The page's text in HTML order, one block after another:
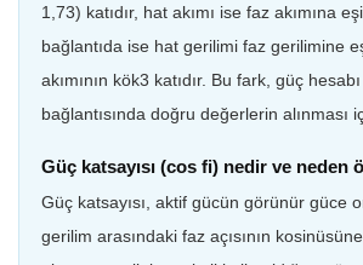
1,73) katıdır, hat akımı ise faz akımına
bağlantıda ise hat gerilimi faz gerilimine
akımının kök3 katıdır. Bu fark, güç
bağlantısında doğru değerlerin alınması
Güç katsayısı (cos fi) nedir ve neden
Güç katsayısı, aktif gücün görünür güce
gerilim arasındaki faz açısının